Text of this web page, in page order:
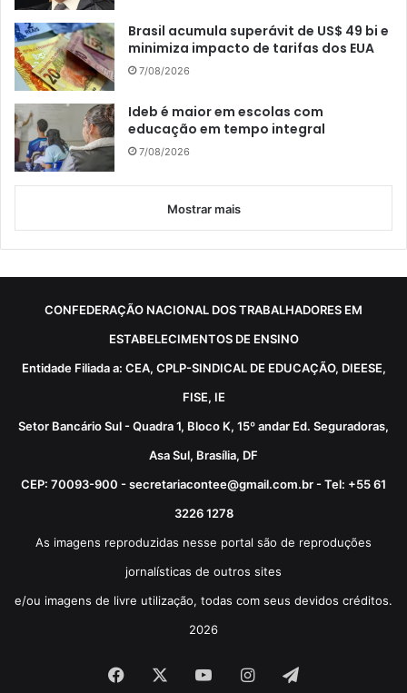
Brasil acumula superávit de US$ 49 bi e
minimiza impacto de tarifas dos EUA
7/08/2026
Ideb é maior em escolas com
educação em tempo integral
7/08/2026
Mostrar mais
CONFEDERAÇÃO NACIONAL DOS TRABALHADORES EM
ESTABELECIMENTOS DE ENSINO
Entidade Filiada a: CEA, CPLP-SINDICAL DE EDUCAÇÃO, DIEESE,
FISE, IE
Setor Bancário Sul - Quadra 1, Bloco K, 15º andar Ed. Seguradoras,
Asa Sul, Brasília, DF
CEP: 70093-900 - secretariacontee@gmail.com.br - Tel: +55 61
3226 1278
As imagens reproduzidas nesse portal são de reproduções
jornalísticas de outros sites
e/ou imagens de livre utilização, todas com seus devidos créditos.
2026
Facebook YouTubeInstagram